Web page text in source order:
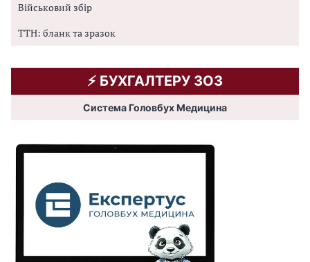
Військовий збір
ТТН: бланк та зразок
⚡️ БУХГАЛТЕРУ ЗОЗ
Система Головбух Медицина